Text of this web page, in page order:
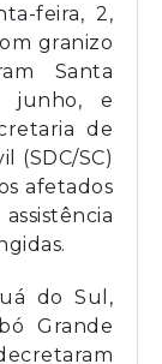
feira, 2,
granizo
Santa
junho, e
de
(SDC/SC)
afetados
do Sul,
Grande